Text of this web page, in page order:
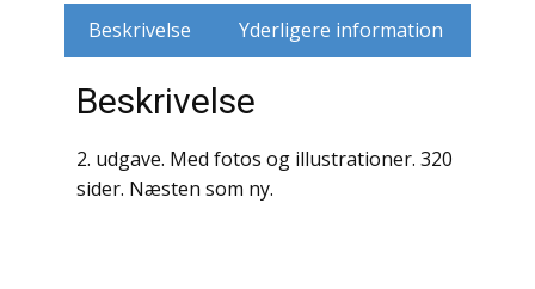
Krige / Slag
Krop / Sind
Beskrivelse Yderligere information
Beskrivelse
2. udgave. Med fotos og illustrationer. 320
sider. Næsten som ny.